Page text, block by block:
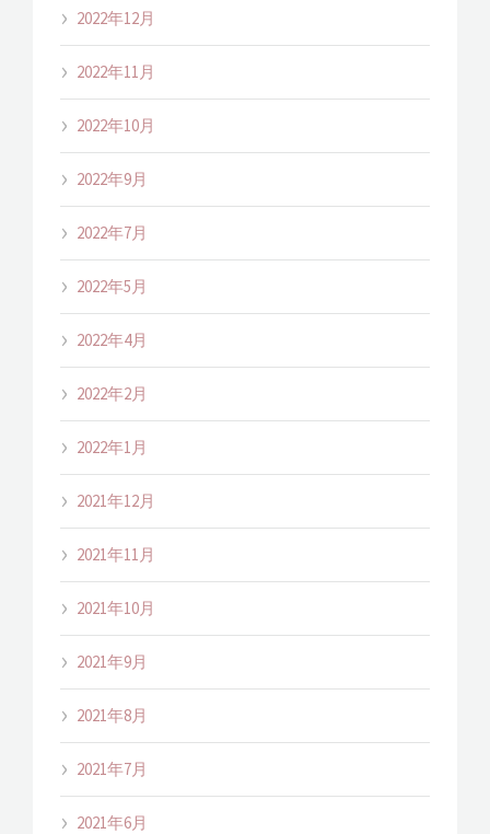
2022年12月
2022年11月
2022年10月
2022年9月
2022年7月
2022年5月
2022年4月
2022年2月
2022年1月
2021年12月
2021年11月
2021年10月
2021年9月
2021年8月
2021年7月
2021年6月